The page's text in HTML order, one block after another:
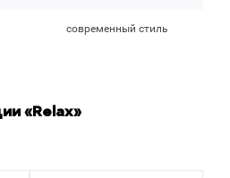
современный стиль
«Relax»